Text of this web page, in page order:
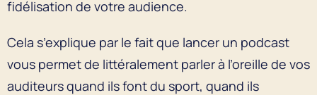
fidélisation de votre audience.
Cela s’explique par le fait que lancer un podcast
vous permet de littéralement parler à l’oreille de vos
auditeurs quand ils font du sport, quand ils